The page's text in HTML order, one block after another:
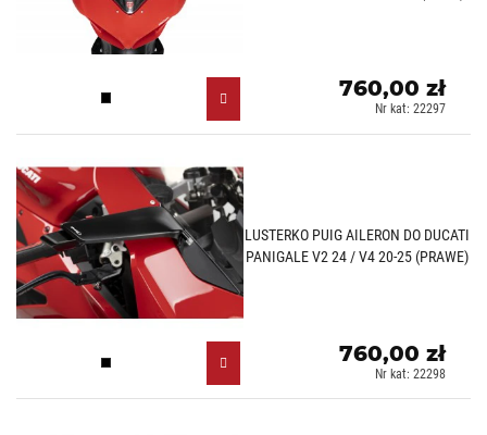
Czarny (N)
760,00 zł
Nr kat: 22297
LUSTERKO PUIG AILERON DO DUCATI
PANIGALE V2 24 / V4 20-25 (PRAWE)
Czarny (N)
760,00 zł
Nr kat: 22298